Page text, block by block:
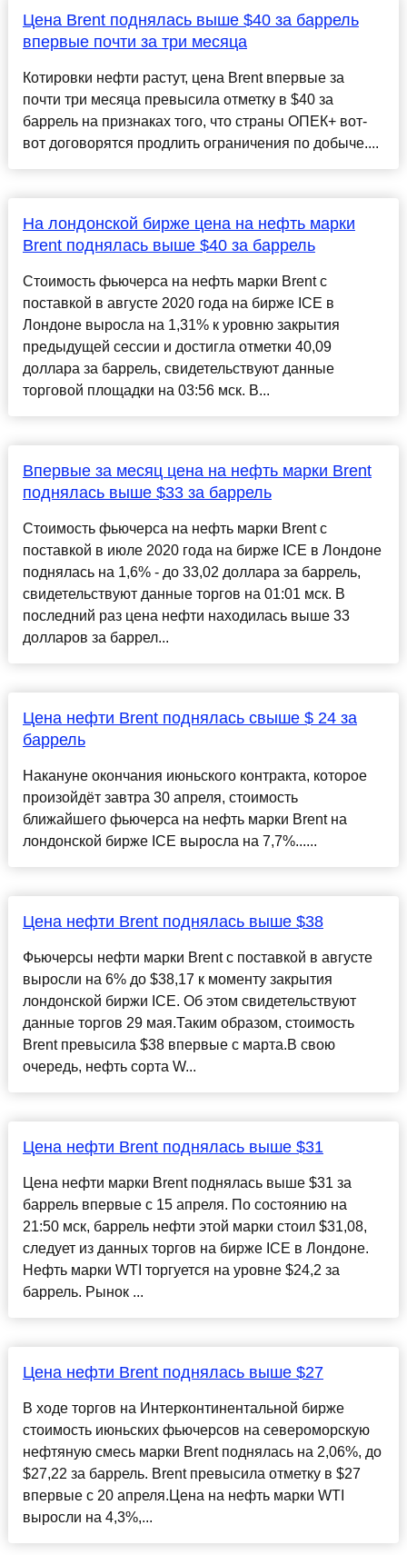
Цена Brent поднялась выше $40 за баррель
впервые почти за три месяца
Котировки нефти растут, цена Brent впервые за
почти три месяца превысила отметку в $40 за
баррель на признаках того, что страны ОПЕК+ вот-
вот договорятся продлить ограничения по добыче....
На лондонской бирже цена на нефть марки
Brent поднялась выше $40 за баррель
Стоимость фьючерса на нефть марки Brent с
поставкой в августе 2020 года на бирже ICE в
Лондоне выросла на 1,31% к уровню закрытия
предыдущей сессии и достигла отметки 40,09
доллара за баррель, свидетельствуют данные
торговой площадки на 03:56 мск. В...
Впервые за месяц цена на нефть марки Brent
поднялась выше $33 за баррель
Стоимость фьючерса на нефть марки Brent с
поставкой в июле 2020 года на бирже ICE в Лондоне
поднялась на 1,6% - до 33,02 доллара за баррель,
свидетельствуют данные торгов на 01:01 мск. В
последний раз цена нефти находилась выше 33
долларов за баррел...
Цена нефти Brent поднялась свыше $ 24 за
баррель
Накануне окончания июньского контракта, которое
произойдёт завтра 30 апреля, стоимость
ближайшего фьючерса на нефть марки Brent на
лондонской бирже ICE выросла на 7,7%......
Цена нефти Brent поднялась выше $38
Фьючерсы нефти марки Brent с поставкой в августе
выросли на 6% до $38,17 к моменту закрытия
лондонской биржи ICE. Об этом свидетельствуют
данные торгов 29 мая.Таким образом, стоимость
Brent превысила $38 впервые с марта.В свою
очередь, нефть сорта W...
Цена нефти Brent поднялась выше $31
Цена нефти марки Brent поднялась выше $31 за
баррель впервые с 15 апреля. По состоянию на
21:50 мск, баррель нефти этой марки стоил $31,08,
следует из данных торгов на бирже ICE в Лондоне.
Нефть марки WTI торгуется на уровне $24,2 за
баррель. Рынок ...
Цена нефти Brent поднялась выше $27
В ходе торгов на Интерконтинентальной бирже
стоимость июньских фьючерсов на североморскую
нефтяную смесь марки Brent поднялась на 2,06%, до
$27,22 за баррель. Brent превысила отметку в $27
впервые с 20 апреля.Цена на нефть марки WTI
выросли на 4,3%,...